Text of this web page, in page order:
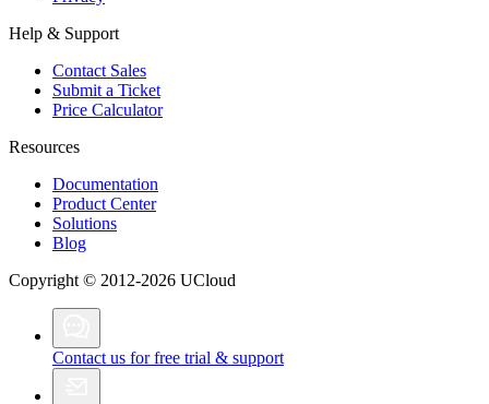
Help & Support
Contact Sales
Submit a Ticket
Price Calculator
Resources
Documentation
Product Center
Solutions
Blog
Copyright © 2012-2026 UCloud
Contact us for free trial & support